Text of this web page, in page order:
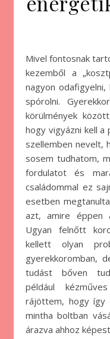
Mivel fontosnak tartom, hogy ne folyjon csak úgy ki a
kezemből a
nagyon
spórolni.
körülmények
hogy vigyázni kell a
szellemben nevelt,
sosem tudhatom,
fordulatot és
családommal ez
esetben
azt, amire éppen
Ugyan felnőtt
kellett olyan
gyerekkoromban,
tudást bőven
például
rájöttem, hogy így
mintha boltban
árazva ahhoz